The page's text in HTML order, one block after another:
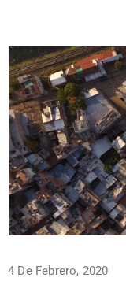
4 De Febrero, 2020